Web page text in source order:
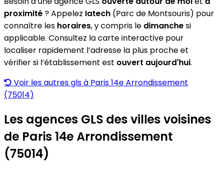
proximité? Appelez Iatech (Parc de Montsouris) pour
connaître les horaires, y compris le dimanchesi
applicable. Consultez la carte interactive pour
localiser rapidement l’adresse la plus proche et
vérifier si l’établissement est ouvert aujourd'hui.
Voir les autres gls à Paris 14e Arrondissement
(75014)
Les agences GLS des villes voisines
de Paris 14e Arrondissement
(75014)